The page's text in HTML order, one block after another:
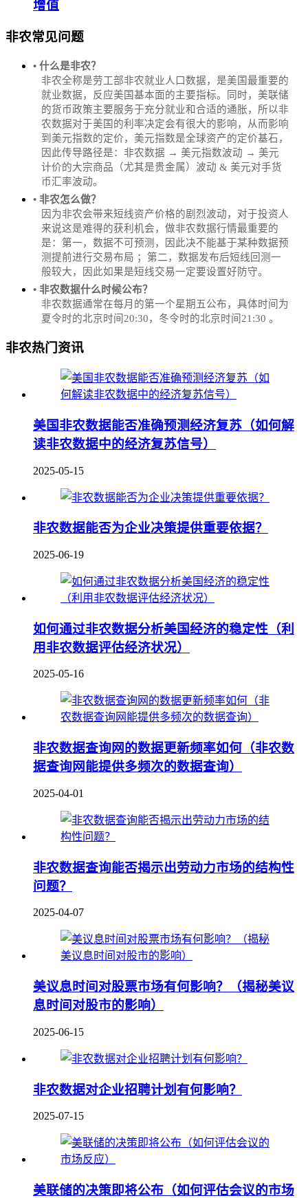
增值
非农常见问题
• 什么是非农？
非农全称是劳工部非农就业人口数据，是美国最重要的
就业数据，反应美国基本面的主要指标。同时，美联储
的货币政策主要服务于充分就业和合适的通胀，所以非
农数据对于美国的利率决定会有很大的影响，从而影响
到美元指数的定价，美元指数是全球资产的定价基石，
因此传导路径是：非农数据 → 美元指数波动 → 美元
计价的大宗商品（尤其是贵金属）波动 & 美元对手货
币汇率波动。
• 非农怎么做？
因为非农会带来短线资产价格的剧烈波动，对于投资人
来说这是难得的获利机会，做非农数据行情最重要的
是：第一，数据不可预测，因此决不能基于某种数据预
测提前进行交易布局 ；第二，数据发布后短线回测一
般较大，因此如果是短线交易一定要设置好防守。
• 非农数据什么时候公布？
‌非农数据通常在每月的第一个星期五公布，具体时间为
夏令时的北京时间20:30，冬令时的北京时间21:30‌‌ 。
非农热门资讯
美国非农数据能否准确预测经济复苏（如何解
读非农数据中的经济复苏信号）
2025-05-15
非农数据能否为企业决策提供重要依据？
2025-06-19
如何通过非农数据分析美国经济的稳定性（利
用非农数据评估经济状况）
2025-05-16
非农数据查询网的数据更新频率如何（非农数
据查询网能提供多频次的数据查询）
2025-04-01
非农数据查询能否揭示出劳动力市场的结构性
问题？
2025-04-07
美议息时间对股票市场有何影响？（揭秘美议
息时间对股市的影响）
2025-06-15
非农数据对企业招聘计划有何影响？
2025-07-15
美联储的决策即将公布（如何评估会议的市场